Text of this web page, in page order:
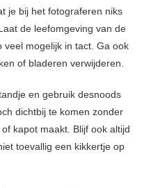
je bij het fotograferen niks
de leefomgeving van de
veel mogelijk in tact. Ga ook
of bladeren verwijderen.
en gebruik desnoods
dichtbij te komen zonder
kapot maakt. Blijf ook altijd
toevallig een kikkertje op